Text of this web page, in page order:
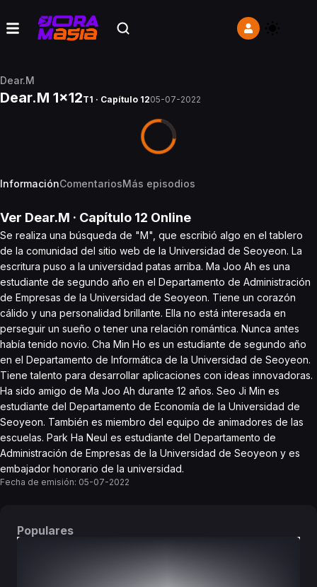
Dear.M
Dear.M 1x12T1 · Capítulo 1205-07-2022
InformaciónComentariosMás episodios
Ver Dear.M · Capítulo 12 Online
Se realiza una búsqueda de "M", que escribió algo en el tablero
de la comunidad del sitio web de la Universidad de Seoyeon. La
escritura puso a la universidad patas arriba. Ma Joo Ah es una
estudiante de segundo año en el Departamento de Administración
de Empresas de la Universidad de Seoyeon. Tiene un corazón
cálido y una personalidad brillante. Ella no está interesada en
perseguir un sueño o tener una relación romántica. Nunca antes
había tenido novio. Cha Min Ho es un estudiante de segundo año
en el Departamento de Informática de la Universidad de Seoyeon.
Tiene talento para desarrollar aplicaciones con ideas innovadoras.
Ha sido amigo de Ma Joo Ah durante 12 años. Seo Ji Min es
estudiante del Departamento de Economía de la Universidad de
Seoyeon. También es miembro del equipo de animadores de las
escuelas. Park Ha Neul es estudiante del Departamento de
Administración de Empresas de la Universidad de Seoyeon y es
embajador honorario de la universidad.
Fecha de emisión: 05-07-2022
Populares